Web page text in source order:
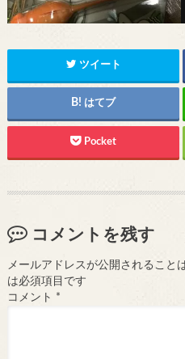
ツイート
はてブ
Pocket
コメントを残す
メールアドレスが公開されること
は必須項目です
コメント *